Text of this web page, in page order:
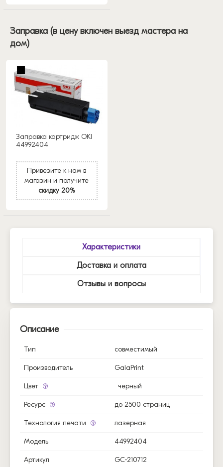
Заправка (в цену включен выезд мастера на
дом)
Заправка картридж OKI
44992404
Привезите к нам в
магазин и получите
скидку 20%
Характеристики
Доставка и оплата
Отзывы и вопросы
Описание
Тип совместимый
Производитель GalaPrint
Цвет черный
Ресурс до 2500 страниц
Технология печати лазерная
Модель 44992404
Артикул GC-210712